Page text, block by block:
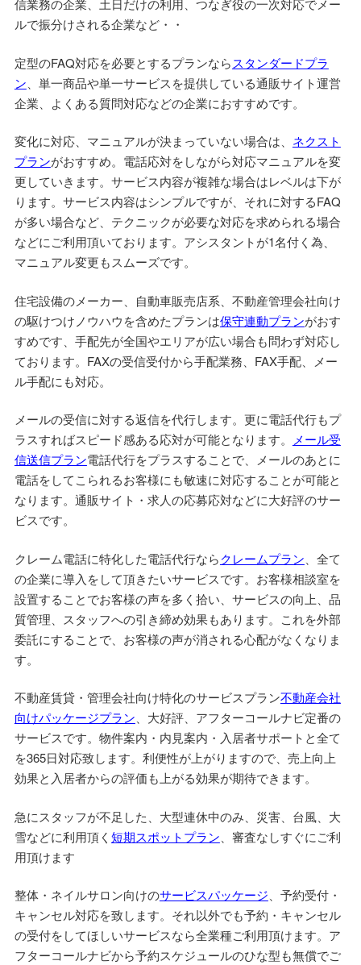
信業務の企業、土日だけの利用、つなぎ役の一次対応でメー
ルで振分けされる企業など・・
定型のFAQ対応を必要とするプランならスタンダードプラ
ン 、単一商品や単一サービスを提供している通販サイト運営
企業、よくある質問対応などの企業におすすめです。
変化に対応、マニュアルが決まっていない場合は、 ネクスト
プランがおすすめ。電話応対をしながら対応マニュアルを変
更していきます。サービス内容が複雑な場合はレベルは下が
ります。サービス内容はシンプルですが、それに対するFAQ
が多い場合など、テクニックが必要な対応を求められる場合
などにご利用頂いております。アシスタントが1名付く為、
マニュアル変更もスムーズです。
住宅設備のメーカー、自動車販売店系、不動産管理会社向け
の駆けつけノウハウを含めたプランは保守連動プランがおす
すめです、手配先が全国やエリアが広い場合も問わず対応し
ております。FAXの受信受付から手配業務、FAX手配、メー
ル手配にも対応。
メールの受信に対する返信を代行します。更に電話代行もプ
ラスすればスピード感ある応対が可能となります。 メール受
信送信プラン電話代行をプラスすることで、メールのあとに
電話をしてこられるお客様にも敏速に対応することが可能と
なります。通販サイト・求人の応募応対などに大好評のサー
ビスです。
クレーム電話に特化した電話代行ならクレームプラン 、全て
の企業に導入をして頂きたいサービスです。お客様相談室を
設置することでお客様の声を多く拾い、サービスの向上、品
質管理、スタッフへの引き締め効果もあります。これを外部
委託にすることで、お客様の声が消される心配がなくなりま
す。
不動産賃貸・管理会社向け特化のサービスプラン不動産会社
向けパッケージプラン、大好評、アフターコールナビ定番の
サービスです。物件案内・内見案内・入居者サポートと全て
を365日対応致します。利便性が上がりますので、売上向上
効果と入居者からの評価も上がる効果が期待できます。
急にスタッフが不足した、大型連休中のみ、災害、台風、大
雪などに利用頂く 短期スポットプラン 、審査なしすぐにご利
用頂けます
整体・ネイルサロン向けのサービスパッケージ、予約受付・
キャンセル対応を致します。それ以外でも予約・キャンセル
の受付をしてほしいサービスなら全業種ご利用頂けます。ア
フターコールナビから予約スケジュールのひな型も無償でご